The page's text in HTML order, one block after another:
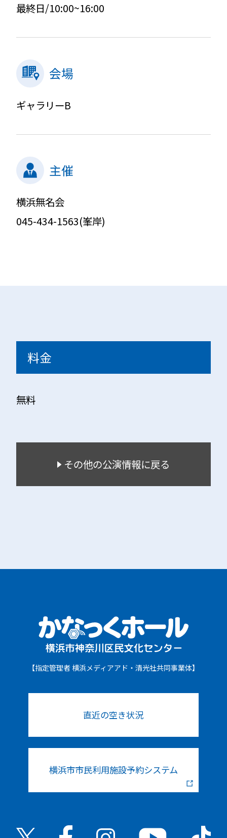
最終日/10:00~16:00
会場
ギャラリーB
主催
横浜無名会
045-434-1563(峯岸)
料金
無料
その他の公演情報に戻る
【指定管理者 横浜メディアアド・清光社共同事業体】
直近の空き状況
横浜市市民利用施設予約システム